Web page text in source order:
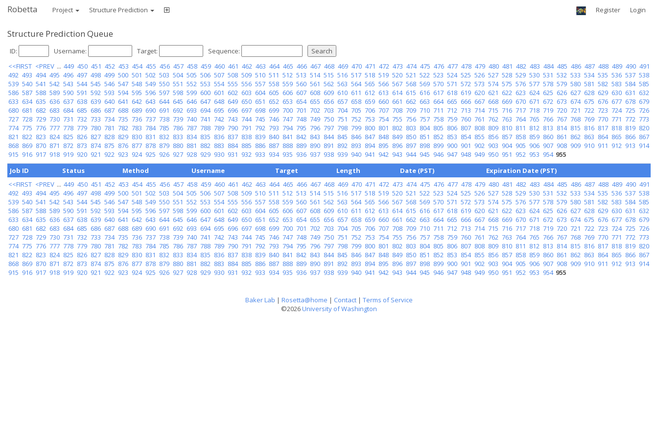
Robetta Project Structure Prediction Register Login
Structure Prediction Queue
ID: Username: Target:
Sequence:
<<FIRST <PREV ... 449 450 451 452 453 454 455 456 457 458 459 460 461 462 463 464 465 466 467 468 469 470 471 472 473 474 475 476 477 478 479 480 481 482 483 484 485 486 487 488 489 490 491
492 493 494 495 496 497 498 499 500 501 502 503 504 505 506 507 508 509 510 511 512 513 514 515 516 517 518 519 520 521 522 523 524 525 526 527 528 529 530 531 532 533 534 535 536 537 538
539 540 541 542 543 544 545 546 547 548 549 550 551 552 553 554 555 556 557 558 559 560 561 562 563 564 565 566 567 568 569 570 571 572 573 574 575 576 577 578 579 580 581 582 583 584 585
586 587 588 589 590 591 592 593 594 595 596 597 598 599 600 601 602 603 604 605 606 607 608 609 610 611 612 613 614 615 616 617 618 619 620 621 622 623 624 625 626 627 628 629 630 631 632
633 634 635 636 637 638 639 640 641 642 643 644 645 646 647 648 649 650 651 652 653 654 655 656 657 658 659 660 661 662 663 664 665 666 667 668 669 670 671 672 673 674 675 676 677 678 679
680 681 682 683 684 685 686 687 688 689 690 691 692 693 694 695 696 697 698 699 700 701 702 703 704 705 706 707 708 709 710 711 712 713 714 715 716 717 718 719 720 721 722 723 724 725 726
727 728 729 730 731 732 733 734 735 736 737 738 739 740 741 742 743 744 745 746 747 748 749 750 751 752 753 754 755 756 757 758 759 760 761 762 763 764 765 766 767 768 769 770 771 772 773
774 775 776 777 778 779 780 781 782 783 784 785 786 787 788 789 790 791 792 793 794 795 796 797 798 799 800 801 802 803 804 805 806 807 808 809 810 811 812 813 814 815 816 817 818 819 820
821 822 823 824 825 826 827 828 829 830 831 832 833 834 835 836 837 838 839 840 841 842 843 844 845 846 847 848 849 850 851 852 853 854 855 856 857 858 859 860 861 862 863 864 865 866 867
868 869 870 871 872 873 874 875 876 877 878 879 880 881 882 883 884 885 886 887 888 889 890 891 892 893 894 895 896 897 898 899 900 901 902 903 904 905 906 907 908 909 910 911 912 913 914
915 916 917 918 919 920 921 922 923 924 925 926 927 928 929 930 931 932 933 934 935 936 937 938 939 940 941 942 943 944 945 946 947 948 949 950 951 952 953 954 955
Job ID
Status Method Username Target Length Date (PST)
Expiration Date (PST)
<<FIRST <PREV ... 449 450 451 452 453 454 455 456 457 458 459 460 461 462 463 464 465 466 467 468 469 470 471 472 473 474 475 476 477 478 479 480 481 482 483 484 485 486 487 488 489 490 491
492 493 494 495 496 497 498 499 500 501 502 503 504 505 506 507 508 509 510 511 512 513 514 515 516 517 518 519 520 521 522 523 524 525 526 527 528 529 530 531 532 533 534 535 536 537 538
539 540 541 542 543 544 545 546 547 548 549 550 551 552 553 554 555 556 557 558 559 560 561 562 563 564 565 566 567 568 569 570 571 572 573 574 575 576 577 578 579 580 581 582 583 584 585
586 587 588 589 590 591 592 593 594 595 596 597 598 599 600 601 602 603 604 605 606 607 608 609 610 611 612 613 614 615 616 617 618 619 620 621 622 623 624 625 626 627 628 629 630 631 632
633 634 635 636 637 638 639 640 641 642 643 644 645 646 647 648 649 650 651 652 653 654 655 656 657 658 659 660 661 662 663 664 665 666 667 668 669 670 671 672 673 674 675 676 677 678 679
680 681 682 683 684 685 686 687 688 689 690 691 692 693 694 695 696 697 698 699 700 701 702 703 704 705 706 707 708 709 710 711 712 713 714 715 716 717 718 719 720 721 722 723 724 725 726
727 728 729 730 731 732 733 734 735 736 737 738 739 740 741 742 743 744 745 746 747 748 749 750 751 752 753 754 755 756 757 758 759 760 761 762 763 764 765 766 767 768 769 770 771 772 773
774 775 776 777 778 779 780 781 782 783 784 785 786 787 788 789 790 791 792 793 794 795 796 797 798 799 800 801 802 803 804 805 806 807 808 809 810 811 812 813 814 815 816 817 818 819 820
821 822 823 824 825 826 827 828 829 830 831 832 833 834 835 836 837 838 839 840 841 842 843 844 845 846 847 848 849 850 851 852 853 854 855 856 857 858 859 860 861 862 863 864 865 866 867
868 869 870 871 872 873 874 875 876 877 878 879 880 881 882 883 884 885 886 887 888 889 890 891 892 893 894 895 896 897 898 899 900 901 902 903 904 905 906 907 908 909 910 911 912 913 914
915 916 917 918 919 920 921 922 923 924 925 926 927 928 929 930 931 932 933 934 935 936 937 938 939 940 941 942 943 944 945 946 947 948 949 950 951 952 953 954 955
Baker Lab | Rosetta@home | Contact | Terms of Service
©2026University of Washington